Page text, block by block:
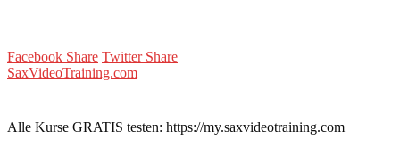
Facebook Share Twitter Share
SaxVideoTraining.com
Alle Kurse GRATIS testen: https://my.saxvideotraining.com